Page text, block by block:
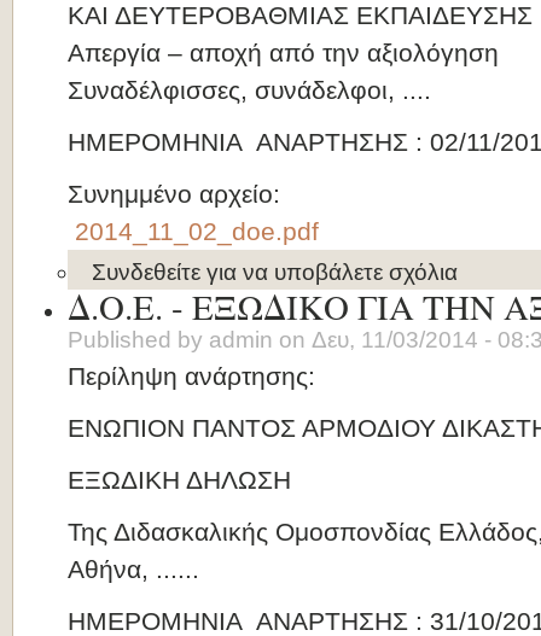
ΚΑΙ ΔΕΥΤΕΡΟΒΑΘΜΙΑΣ ΕΚΠΑΙΔΕΥΣΗΣ
Απεργία – αποχή από την αξιολόγηση
Συναδέλφισσες, συνάδελφοι, ....
ΗΜΕΡΟΜΗΝΙΑ ΑΝΑΡΤΗΣΗΣ : 02/11/
Συνημμένο αρχείο:
2014_11_02_doe.pdf
Συνδεθείτε για να υποβάλετε σχόλια
Δ.Ο.Ε. - ΕΞΩΔΙΚΟ ΓΙΑ ΤΗΝ
Published by admin on Δευ, 11/03/2014 -
Περίληψη ανάρτησης:
ΕΝΩΠΙΟΝ ΠΑΝΤΟΣ ΑΡΜΟΔΙΟΥ
ΕΞΩΔΙΚΗ ΔΗΛΩΣΗ
Της Διδασκαλικής Ομοσπονδίας
Αθήνα, ......
ΗΜΕΡΟΜΗΝΙΑ ΑΝΑΡΤΗΣΗΣ : 31/10/